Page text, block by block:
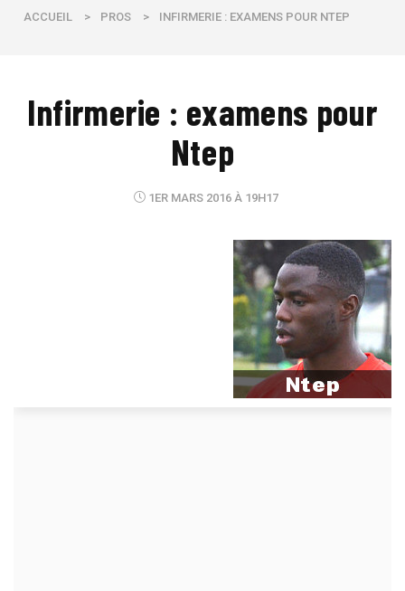
ACCUEIL > PROS > INFIRMERIE : EXAMENS POUR NTEP
Infirmerie : examens pour
Ntep
1ER MARS 2016 À 19H17